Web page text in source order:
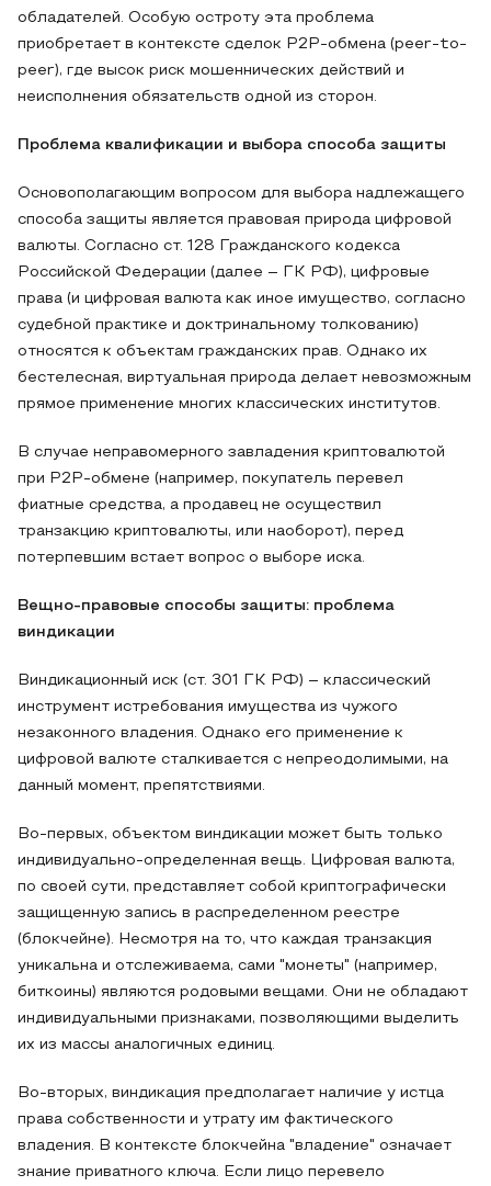
обладателей. Особую остроту эта проблема
приобретает в контексте сделок P2P-обмена (peer-to-
peer), где высок риск мошеннических действий и
неисполнения обязательств одной из сторон.
Проблема квалификации и выбора способа защиты
Основополагающим вопросом для выбора надлежащего
способа защиты является правовая природа цифровой
валюты. Согласно ст. 128 Гражданского кодекса
Российской Федерации (далее – ГК РФ), цифровые
права (и цифровая валюта как иное имущество, согласно
судебной практике и доктринальному толкованию)
относятся к объектам гражданских прав. Однако их
бестелесная, виртуальная природа делает невозможным
прямое применение многих классических институтов.
В случае неправомерного завладения криптовалютой
при P2P-обмене (например, покупатель перевел
фиатные средства, а продавец не осуществил
транзакцию криптовалюты, или наоборот), перед
потерпевшим встает вопрос о выборе иска.
Вещно-правовые способы защиты: проблема
виндикации
Виндикационный иск (ст. 301 ГК РФ) – классический
инструмент истребования имущества из чужого
незаконного владения. Однако его применение к
цифровой валюте сталкивается с непреодолимыми, на
данный момент, препятствиями.
Во-первых, объектом виндикации может быть только
индивидуально-определенная вещь. Цифровая валюта,
по своей сути, представляет собой криптографически
защищенную запись в распределенном реестре
(блокчейне). Несмотря на то, что каждая транзакция
уникальна и отслеживаема, сами "монеты" (например,
биткоины) являются родовыми вещами. Они не обладают
индивидуальными признаками, позволяющими выделить
их из массы аналогичных единиц.
Во-вторых, виндикация предполагает наличие у истца
права собственности и утрату им фактического
владения. В контексте блокчейна "владение" означает
знание приватного ключа. Если лицо перевело